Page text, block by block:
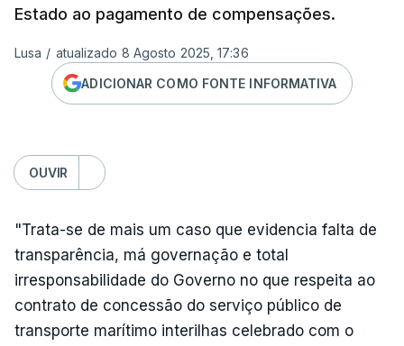
Estado ao pagamento de compensações.
Lusa / atualizado 8 Agosto 2025, 17:36
ADICIONAR COMO FONTE INFORMATIVA
OUVIR
"Trata-se de mais um caso que evidencia falta de
transparência, má governação e total
irresponsabilidade do Governo no que respeita ao
contrato de concessão do serviço público de
transporte marítimo interilhas celebrado com o